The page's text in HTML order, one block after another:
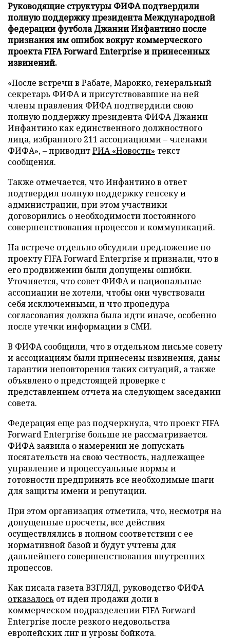
Руководящие структуры ФИФА подтвердили
полную поддержку президента Международной
федерации футбола Джанни Инфантино после
признания им ошибок вокруг коммерческого
проекта FIFA Forward Enterprise и принесенных
извинений.
«После встречи в Рабате, Марокко, генеральный
секретарь ФИФА и присутствовавшие на ней
члены правления ФИФА подтвердили свою
полную поддержку президента ФИФА Джанни
Инфантино как единственного должностного
лица, избранного 211 ассоциациями – членами
ФИФА», – приводитРИА «Новости» текст
сообщения.
Также отмечается, что Инфантино в ответ
подтвердил полную поддержку генсеку и
администрации, при этом участники
договорились о необходимости постоянного
совершенствования процессов и коммуникаций.
На встрече отдельно обсудили предложение по
проекту FIFA Forward Enterprise и признали, что в
его продвижении были допущены ошибки.
Уточняется, что совет ФИФА и национальные
ассоциации не хотели, чтобы они чувствовали
себя исключенными, и что процедура
согласования должна была идти иначе, особенно
после утечки информации в СМИ.
В ФИФА сообщили, что в отдельном письме совету
и ассоциациям были принесены извинения, даны
гарантии неповторения таких ситуаций, а также
объявлено о предстоящей проверке с
представлением отчета на следующем заседании
совета.
Федерация еще раз подчеркнула, что проект FIFA
Forward Enterprise больше не рассматривается.
ФИФА заявила о намерении не допускать
посягательств на свою честность, надлежащее
управление и процессуальные нормы и
готовности предпринять все необходимые шаги
для защиты имени и репутации.
При этом организация отметила, что, несмотря на
допущенные просчеты, все действия
осуществлялись в полном соответствии с ее
нормативной базой и будут учтены для
дальнейшего совершенствования внутренних
процессов.
Как писала газета ВЗГЛЯД, руководство ФИФА
отказалось от идеи продажи доли в
коммерческом подразделении FIFA Forward
Enterprise после резкого недовольства
европейских лиг и угрозы бойкота.